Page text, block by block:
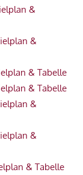
&
&
& Tabelle
& Tabelle
&
&
& Tabelle